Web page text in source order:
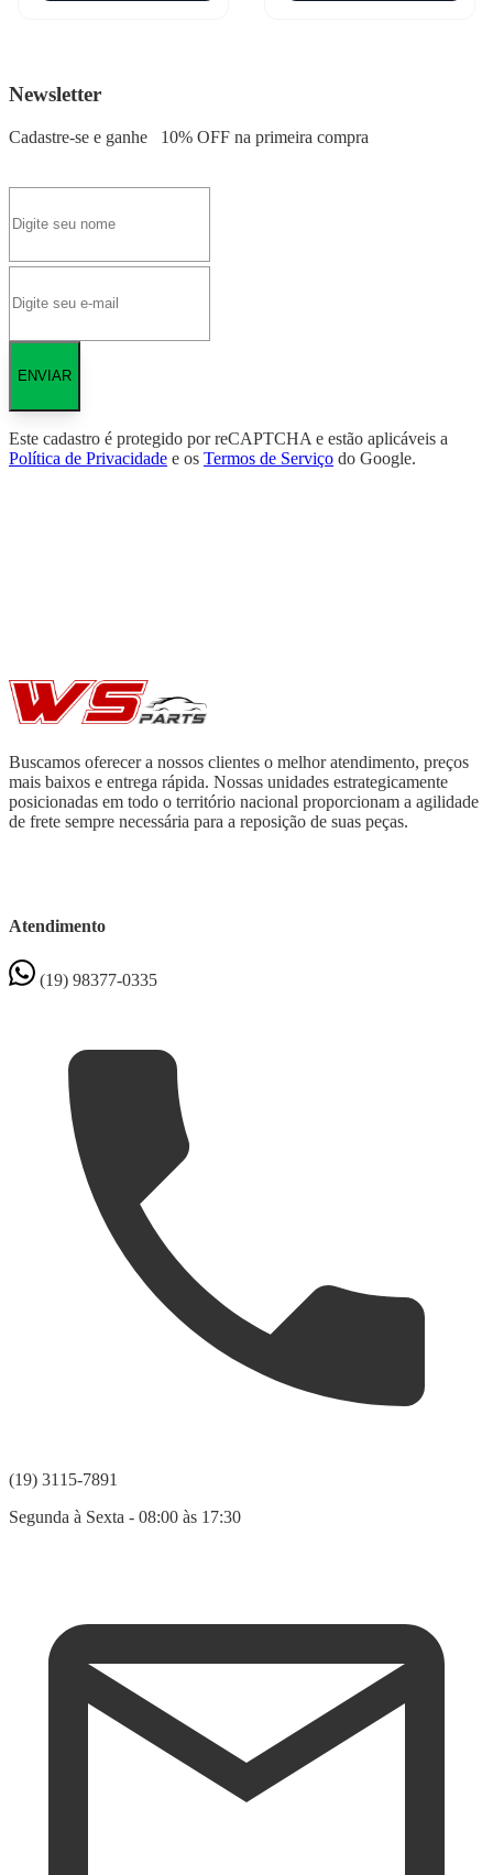
Newsletter
Cadastre-se e ganhe 10% OFF na primeira compra
ENVIAR
Este cadastro é protegido por reCAPTCHA e estão aplicáveis a
Política de Privacidade e os Termos de Serviço do Google.
Buscamos oferecer a nossos clientes o melhor atendimento, preços
mais baixos e entrega rápida. Nossas unidades estrategicamente
posicionadas em todo o território nacional proporcionam a agilidade
de frete sempre necessária para a reposição de suas peças.
Atendimento
(19) 98377-0335
(19) 3115-7891
Segunda à Sexta - 08:00 às 17:30